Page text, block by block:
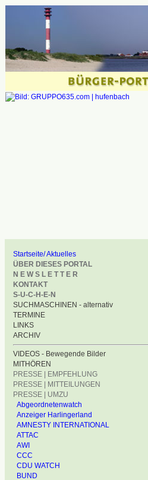
Startseite/ Aktuelles
ÜBER DIESES PORTAL
N E W S L E T T E R
KONTAKT
S-U-C-H-E-N
SUCHMASCHINEN - alternativ
TERMINE
LINKS
ARCHIV
VIDEOS - Bewegende Bilder
MITHÖREN
PRESSE | EMPFEHLUNG
PRESSE | MITTEILUNGEN
PRESSE | UMZU
Abgeordnetenwatch
Anzeiger Harlingerland
AMNESTY INTERNATIONAL
ATTAC
AWI
CCC
CDU WATCH
BUND